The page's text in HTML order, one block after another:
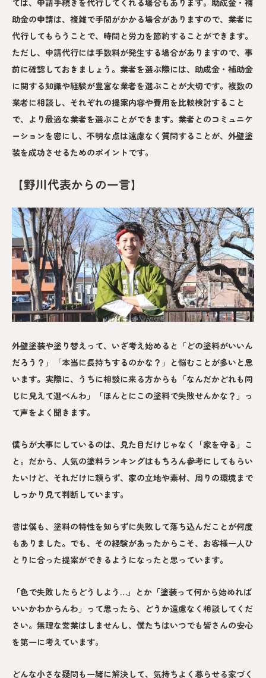
助金の申請は、複雑で手間がかかる場合がありますので、業者に
代行してもらうことで、時間と労力を節約することができます。
ただし、申請代行には手数料が発生する場合がありますので、事
前に確認しておきましょう。業者を選ぶ際には、助成金・補助金
に関する知識や経験が豊富な業者を選ぶことが大切です。複数の
業者に相談し、それぞれの提案内容や費用を比較検討すること
で、より最適な業者を選ぶことができます。業者とのコミュニケ
ーションを密にし、不明な点は遠慮なく質問することが、外壁塗
装を成功させるためのポイントです。
【野川代表からの一言】
外壁塗装や塗り替えって、いざ考え始めると「どの塗料がいいん
だろう？」「本当に長持ちするのかな？」と悩むことが多いと思
います。実際に、うちに相談に来る方からも「なんだかどれも同
じに見えて選べんわ」「ほんとにこの塗料で失敗せんかな？」っ
て声をよく聞きます。
僕らが大事にしているのは、見た目だけじゃなく「家を守る」こ
と。だから、人気の塗料ランキングはもちろん参考にしてもらい
たいけど、それだけに頼らず、家の立地や素材、周りの環境まで
しっかり見て判断しています。
昔は僕も、塗料の特性を知らずに失敗して落ち込んだことが何度
もありました。でも、その経験があったからこそ、お客様一人ひ
とりに合った提案ができるようになったと思っています。
「色で失敗したらどうしよう…」とか「塗装って何から始めれば
いいかわからんわ」って思ったら、どうか遠慮なく相談してくだ
さい。無理な営業はしませんし、僕たちはいつでも皆さんの安心
を第一に考えています。
どんな小さな疑問も一緒に解決して、気持ちよく暮らせる家づく